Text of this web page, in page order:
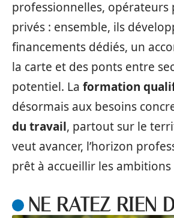
professionnelles, opérateurs
privés : ensemble, ils
financements dédiés, un
la carte et des ponts entre
potentiel. La formation
désormais aux besoins
du travail, partout sur le
veut avancer, l’horizon
prêt à accueillir les ambitions
NE RATEZ RIEN